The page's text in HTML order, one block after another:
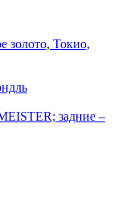
золото, Токио,
задние –